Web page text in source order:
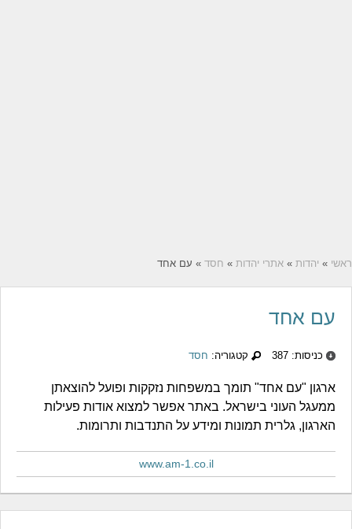
ראשי » יהדות » אתרי יהדות » חסד » עם אחד
עם אחד
כניסות: 387 קטגוריה: חסד
ארגון "עם אחד" תומך במשפחות נזקקות ופועל להוצאתן
ממעגל העוני בישראל. באתר אפשר למצוא אודות פעילות
הארגון, גלרית תמונות ומידע על התנדבות ותרומות.
www.am-1.co.il